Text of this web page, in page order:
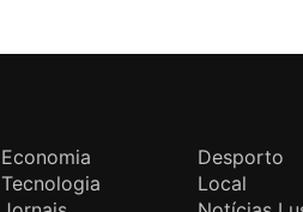
Economia
Desporto
Tecnologia
Local